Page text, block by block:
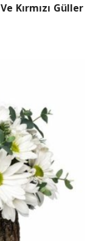
Kırmızı Güller